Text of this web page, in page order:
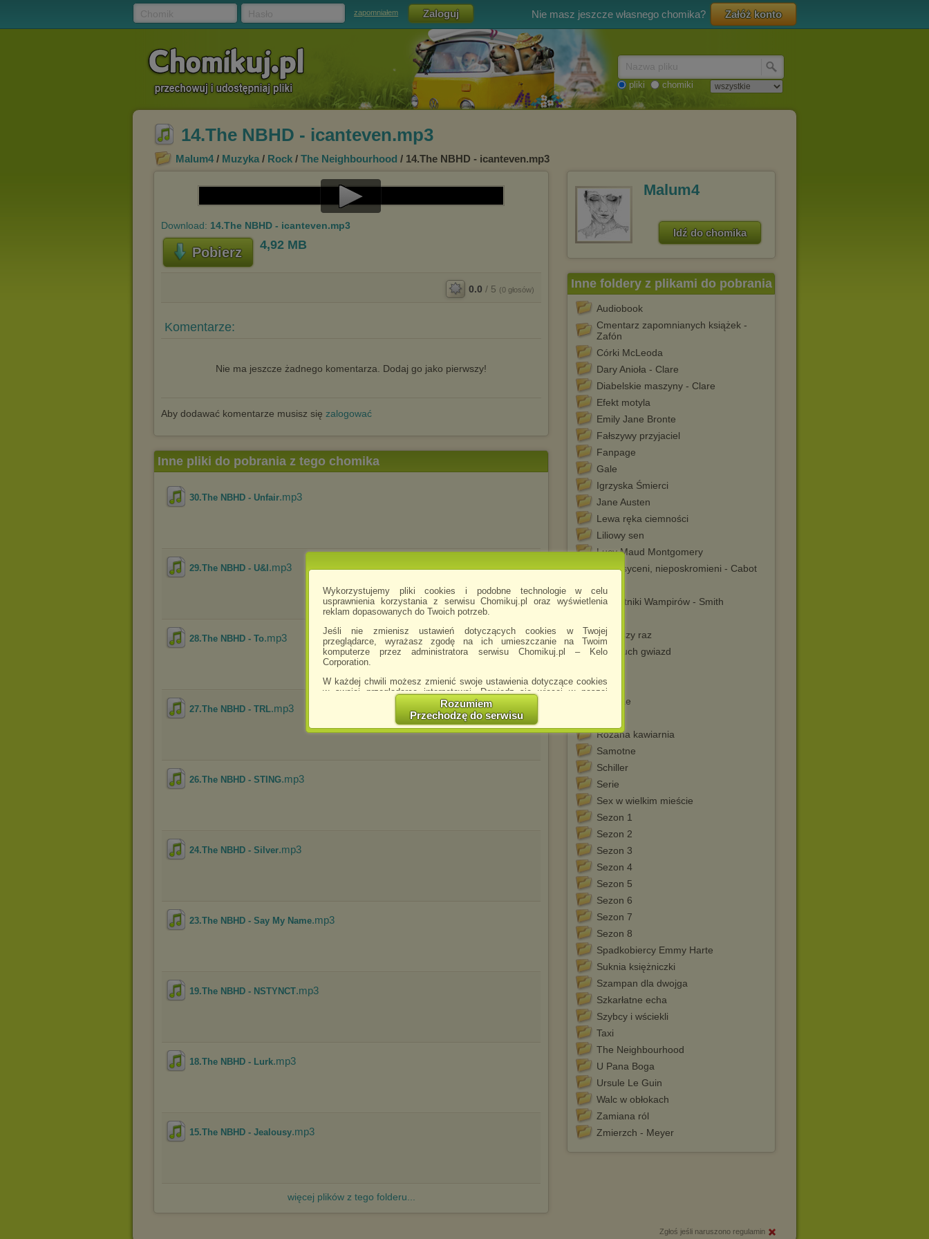
Wykorzystujemy pliki cookies i podobne technologie w celu
usprawnienia korzystania z serwisu Chomikuj.pl oraz wyświetlenia
reklam dopasowanych do Twoich potrzeb.
Jeśli nie zmienisz ustawień dotyczących cookies w Twojej
przeglądarce, wyrażasz zgodę na ich umieszczanie na Twoim
komputerze przez administratora serwisu Chomikuj.pl – Kelo
Corporation.
W każdej chwili możesz zmienić swoje ustawienia dotyczące cookies
w swojej przeglądarce internetowej. Dowiedz się więcej w naszej
http://chomikuj.pl/PolitykaPrywatnosci.aspx
Jednocześnie informujemy że zmiana ustawień przeglądarki może
spowodować ograniczenie korzystania ze strony Chomikuj.pl.
W przypadku braku twojej zgody na akceptację cookies niestety
Zaufanych Partnerów
(dostosowanie reklam do Twoich potrzeb, analiza skuteczności działań
Wyrażenie sprzeciwu spowoduje, że wyświetlana Ci reklama nie
będzie dopasowana do Twoich preferencji, a będzie to reklama
Istnieje możliwość zmiany ustawień przeglądarki internetowej w
sposób uniemożliwiający przechowywanie plików cookies na
urządzeniu końcowym. Można również usunąć pliki cookies,
dokonując odpowiednich zmian w ustawieniach przeglądarki
Pełną informację na ten temat znajdziesz pod adresem
Rozumiem
Przechodzę do serwisu
zapomniałem Nie masz jeszcze własnego chomika? Załóż konto
pliki chomiki
14.The NBHD - icanteven.mp3
Malum4/ Muzyka / Rock / The Neighbourhood / 14.The NBHD - icanteven.mp3
Play
Download: 14.The NBHD - icanteven.mp3
Pobierz 4,92 MB
0.0 / 5 (0 głosów)
Komentarze:
Nie ma jeszcze żadnego komentarza. Dodaj go jako pierwszy!
Aby dodawać komentarze musisz się zalogować
Malum4
Idź do chomika
Inne foldery z plikami do pobrania
Audiobook
Cmentarz zapomnianych książek -
Zafón
Córki McLeoda
Dary Anioła - Clare
Diabelskie maszyny - Clare
Efekt motyla
Emily Jane Bronte
Fałszywy przyjaciel
Fanpage
Gale
Igrzyska Śmierci
Jane Austen
Lewa ręka ciemności
Liliowy sen
Lucy Maud Montgomery
Nienasyceni, nieposkromieni - Cabot
Obcy
Pamiętniki Wampirów - Smith
Pierwszy raz
Podmuch gwiazd
Rap
Reggae
Różana kawiarnia
Samotne
Schiller
Serie
Sex w wielkim mieście
Sezon 1
Sezon 2
Sezon 3
Sezon 4
Sezon 5
Sezon 6
Sezon 7
Sezon 8
Spadkobiercy Emmy Harte
Suknia księżniczki
Szampan dla dwojga
Szkarłatne echa
Szybcy i wściekli
Taxi
The Neighbourhood
U Pana Boga
Ursule Le Guin
Walc w obłokach
Zamiana ról
Zmierzch - Meyer
Inne pliki do pobrania z tego chomika
30.The NBHD - Unfair.mp3
29.The NBHD - U&I .mp3
28.The NBHD - To.mp3
27.The NBHD - TRL.mp3
26.The NBHD - STING.mp3
24.The NBHD - Silver.mp3
23.The NBHD - Say My Name.mp3
19.The NBHD - NSTYNCT.mp3
18.The NBHD - Lurk.mp3
15.The NBHD - Jealousy.mp3
więcej plików z tego folderu...
Zgłoś jeśli naruszono regulamin